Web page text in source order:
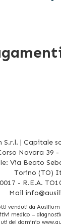
S.r.l. | Capitale
Novara 39 -
Via Beato
Torino (TO)
- R.E.A.
Mail
venduti da Ausilium
medico –
del dominio